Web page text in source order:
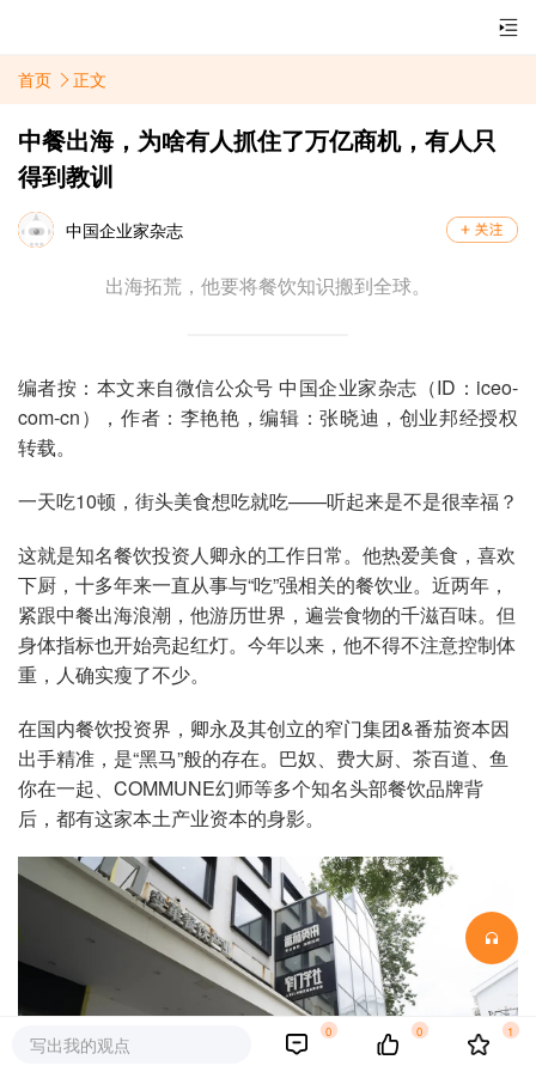
首页 正文
中餐出海，为啥有人抓住了万亿商机，有人只
得到教训
中国企业家杂志
出海拓荒，他要将餐饮知识搬到全球。
编者按：本文来自微信公众号 中国企业家杂志（ID：iceo-
com-cn），作者：李艳艳，编辑：张晓迪，创业邦经授权
转载。
一天吃10顿，街头美食想吃就吃——听起来是不是很幸福？
这就是知名餐饮投资人卿永的工作日常。他热爱美食，喜欢
下厨，十多年来一直从事与“吃”强相关的餐饮业。近两年，
紧跟中餐出海浪潮，他游历世界，遍尝食物的千滋百味。但
身体指标也开始亮起红灯。今年以来，他不得不注意控制体
重，人确实瘦了不少。
在国内餐饮投资界，卿永及其创立的窄门集团&番茄资本因
出手精准，是“黑马”般的存在。巴奴、费大厨、茶百道、鱼
你在一起、COMMUNE幻师等多个知名头部餐饮品牌背
后，都有这家本土产业资本的身影。
写出我的观点
0 0 1